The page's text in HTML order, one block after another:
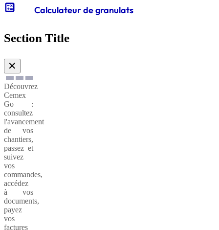
calculate Calculateur de granulats
Section Title
✕
Découvrez
Cemex
Go :
consultez
l'avancement
de vos
chantiers,
passez et
suivez
vos
commandes,
accédez
à vos
documents,
payez
vos
factures